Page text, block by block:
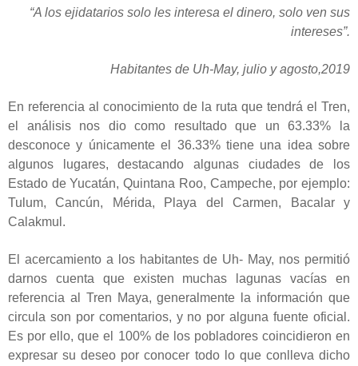
“A los ejidatarios solo les interesa el dinero, solo ven sus
intereses”.
Habitantes de Uh-May, julio y agosto,2019
En referencia al conocimiento de la ruta que tendrá el Tren,
el análisis nos dio como resultado que un 63.33% la
desconoce y únicamente el 36.33% tiene una idea sobre
algunos lugares, destacando algunas ciudades de los
Estado de Yucatán, Quintana Roo, Campeche, por ejemplo:
Tulum, Cancún, Mérida, Playa del Carmen, Bacalar y
Calakmul.
El acercamiento a los habitantes de Uh- May, nos permitió
darnos cuenta que existen muchas lagunas vacías en
referencia al Tren Maya, generalmente la información que
circula son por comentarios, y no por alguna fuente oficial.
Es por ello, que el 100% de los pobladores coincidieron en
expresar su deseo por conocer todo lo que conlleva dicho